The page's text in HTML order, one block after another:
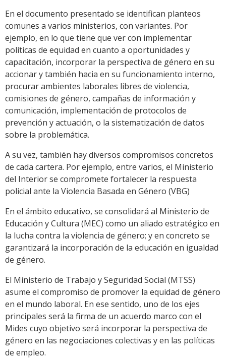
En el documento presentado se identifican planteos
comunes a varios ministerios, con variantes. Por
ejemplo, en lo que tiene que ver con implementar
políticas de equidad en cuanto a oportunidades y
capacitación, incorporar la perspectiva de género en su
accionar y también hacia en su funcionamiento interno,
procurar ambientes laborales libres de violencia,
comisiones de género, campañas de información y
comunicación, implementación de protocolos de
prevención y actuación, o la sistematización de datos
sobre la problemática.
A su vez, también hay diversos compromisos concretos
de cada cartera. Por ejemplo, entre varios, el Ministerio
del Interior se compromete fortalecer la respuesta
policial ante la Violencia Basada en Género (VBG)
En el ámbito educativo, se consolidará al Ministerio de
Educación y Cultura (MEC) como un aliado estratégico en
la lucha contra la violencia de género; y en concreto se
garantizará la incorporación de la educación en igualdad
de género.
El Ministerio de Trabajo y Seguridad Social (MTSS)
asume el compromiso de promover la equidad de género
en el mundo laboral. En ese sentido, uno de los ejes
principales será la firma de un acuerdo marco con el
Mides cuyo objetivo será incorporar la perspectiva de
género en las negociaciones colectivas y en las políticas
de empleo.